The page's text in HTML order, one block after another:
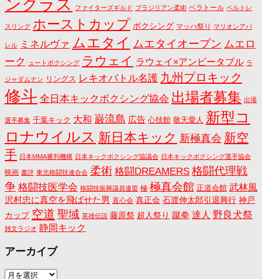
ンクラス
ファイターズギルド ブラジリアン柔術 ベラトール ベルトレ
スリング ホーストカップ ボクシング マッハ祭り マリオンアパ
レル ミネルヴァ ムエタイ ムエタイオープン ムエロ
ーク
ュートボクシング ラウェイ ラウェイ×アンビータブル ラ
ジャダムナン リングス レキオバトル名護 九州プロキック
修斗 全日本キックボクシング協会 出場者募集 出場
選手募集 千葉キック 大和 巌流島 広告 心技館 敬天愛人 新型コ
ロナウイルス 新日本キック 新極真会 新空
手 日本MMA審判機構 日本キックボクシング協議会 日本キックボクシング選手協会
映画 書評 東北格闘技連合会 柔術 格闘DREAMERS 格闘代理戦
争 格闘技医学会 格闘技振興議員連盟 極 極真会館 正道会館 武林風
沢村忠に真空を飛ばせた男 直心会 真正会 石渡伸太郎引退興行 神戸
カップ 空道 聖域 英雄伝説 藤原祭 超人祭り 蹴拳 達人 野良犬祭
雑文ラジオ 静岡キック
アーカイブ
ア